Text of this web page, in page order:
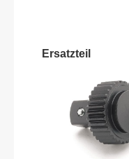
magnetische
150
Ersatzteil